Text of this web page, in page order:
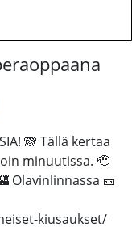
🙈 Tällä kertaa
minuutissa. 🫡
Olavinlinnassa 🎫
kiusaukset/